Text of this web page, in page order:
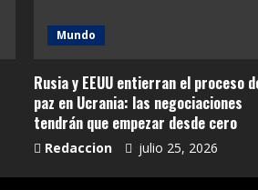
Mundo
Rusia y EEUU entierran el proceso
paz en Ucrania: las negociaciones
tendrán que empezar desde cero
Redaccion julio 25, 2026